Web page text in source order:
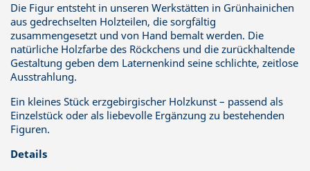
Die Figur entsteht in unseren Werkstätten in Grünhainichen
aus gedrechselten Holzteilen, die sorgfältig
zusammengesetzt und von Hand bemalt werden. Die
natürliche Holzfarbe des Röckchens und die zurückhaltende
Gestaltung geben dem Laternenkind seine schlichte, zeitlose
Ausstrahlung.
Ein kleines Stück erzgebirgischer Holzkunst – passend als
Einzelstück oder als liebevolle Ergänzung zu bestehenden
Figuren.
Details